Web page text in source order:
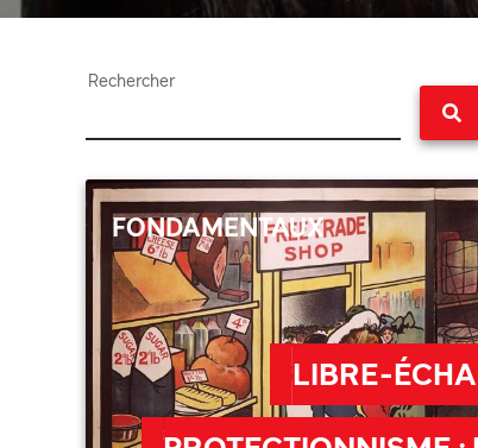
Rechercher
LIBRE-
FONDAMENTAUX